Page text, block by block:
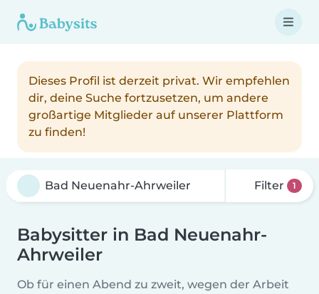
Dieses Profil ist derzeit privat. Wir empfehlen
dir, deine Suche fortzusetzen, um andere
großartige Mitglieder auf unserer Plattform
zu finden!
Filter 1
Babysitter in Bad Neuenahr-
Ahrweiler
Ob für einen Abend zu zweit, wegen der Arbeit